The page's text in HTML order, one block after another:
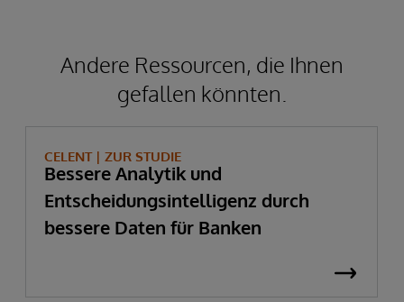
Andere Ressourcen, die Ihnen
gefallen könnten.
CELENT | ZUR STUDIE
Bessere Analytik und
Entscheidungsintelligenz durch
bessere Daten für Banken